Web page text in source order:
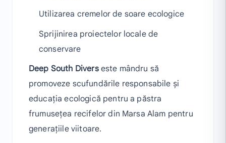
Utilizarea cremelor de soare ecologice
Sprijinirea proiectelor locale de
conservare
Deep South Diverseste mândru să
promoveze scufundările responsabile și
educația ecologică pentru a păstra
frumusețea recifelor din Marsa Alam pentru
generațiile viitoare.